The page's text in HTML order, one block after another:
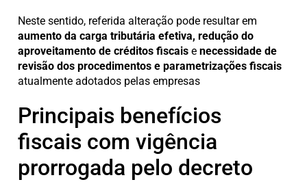
Neste sentido, referida alteração pode resultar em
aumento da carga tributária efetiva, redução do
aproveitamento de créditos fiscais e necessidade de
revisão dos procedimentos e parametrizações fiscais
atualmente adotados pelas empresas
Principais benefícios
fiscais com vigência
prorrogada pelo decreto